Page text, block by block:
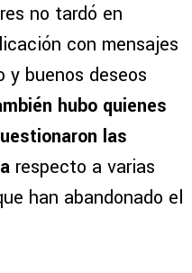
no tardó en
con mensajes
y buenos deseos
hubo quienes
las
respecto a varias
han abandonado el